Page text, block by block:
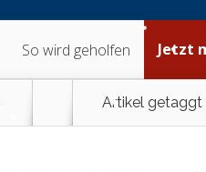
So wird geholfen Jetzt
Artikel getaggt